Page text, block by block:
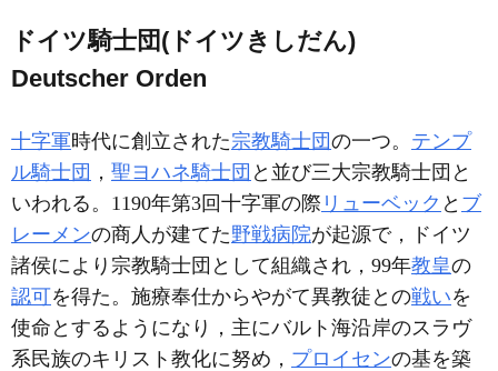
ドイツ騎士団(ドイツきしだん)
Deutscher Orden
十字軍時代に創立された宗教騎士団の一つ。 テンプ
ル騎士団 ， 聖ヨハネ騎士団 と並び三大宗教騎士団と
いわれる。1190年第3回十字軍の際 リューベック と ブ
レーメンの商人が建てた野戦病院が起源で，ドイツ
諸侯により宗教騎士団として組織され，99年教皇の
認可を得た。施療奉仕からやがて異教徒との戦いを
使命とするようになり，主にバルト海沿岸のスラヴ
系民族のキリスト教化に努め， プロイセンの基を築